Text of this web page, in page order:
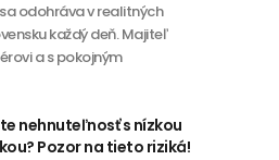
odohráva v realitných
každý deň. Majiteľ
a s pokojným
nehnuteľnosť s nízkou
Pozor na tieto riziká!